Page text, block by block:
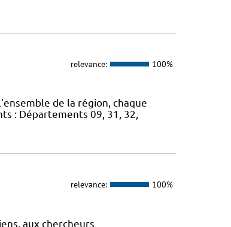
relevance: 100%
de la région, chaque
: Départements 09, 31, 32,
relevance: 100%
aux chercheurs